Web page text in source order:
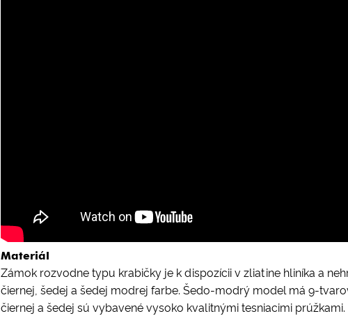
Materiál
Zámok rozvodne typu krabičky je k dispozícii v zliatine hliníka a
čiernej, šedej a šedej modrej farbe. Šedo-modrý model má 9-
čiernej a šedej sú vybavené vysoko kvalitnými tesniacimi prúžkami.